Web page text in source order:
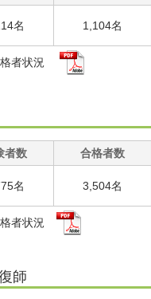
名 1,104名
者状況
者数 合格者数
名 3,504名
者状況
師